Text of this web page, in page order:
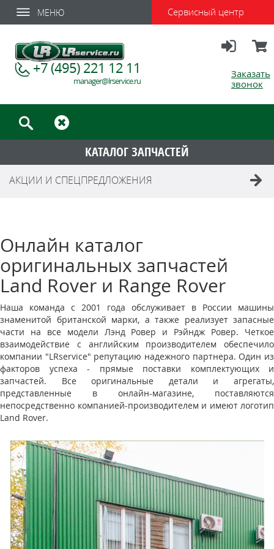
МЕНЮ Сервисный центр
Заказать
звонок
+7 (495) 221 12 11
manager@lrservice.ru
КАТАЛОГ ЗАПЧАСТЕЙ
АКЦИИ И СПЕЦПРЕДЛОЖЕНИЯ
Онлайн каталог
оригинальных запчастей
Land Rover и Range Rover
Наша команда с 2001 года обслуживает в России машины
знаменитой британской марки, а также реализует запасные
части на все модели Лэнд Ровер и Рэйндж Ровер. Четкое
взаимодействие с английским производителем обеспечило
компании "LRservice" репутацию надежного партнера. Один из
факторов успеха - прямые поставки комплектующих и
запчастей. Все оригинальные детали и агрегаты,
представленные в онлайн-магазине, поставляются
непосредственно компанией-производителем и имеют логотип
Land Rover.